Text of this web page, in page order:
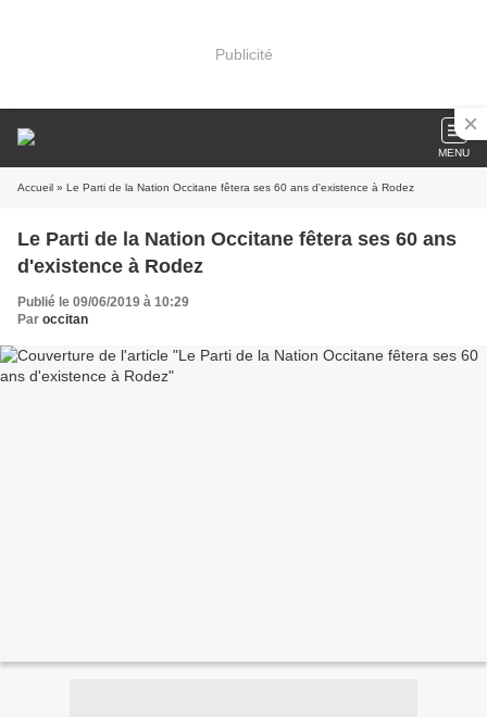
Publicité
MENU
Accueil » Le Parti de la Nation Occitane fêtera ses 60 ans d'existence à Rodez
Le Parti de la Nation Occitane fêtera ses 60 ans
d'existence à Rodez
Publié le 09/06/2019 à 10:29
Par occitan